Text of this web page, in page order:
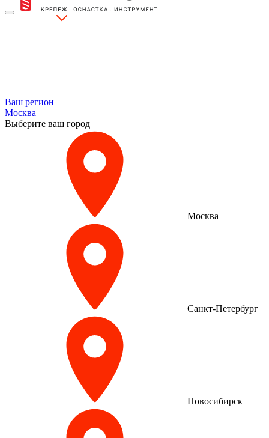
Ваш регион
Москва
Выберите ваш город
Москва
Санкт-Петербург
Новосибирск